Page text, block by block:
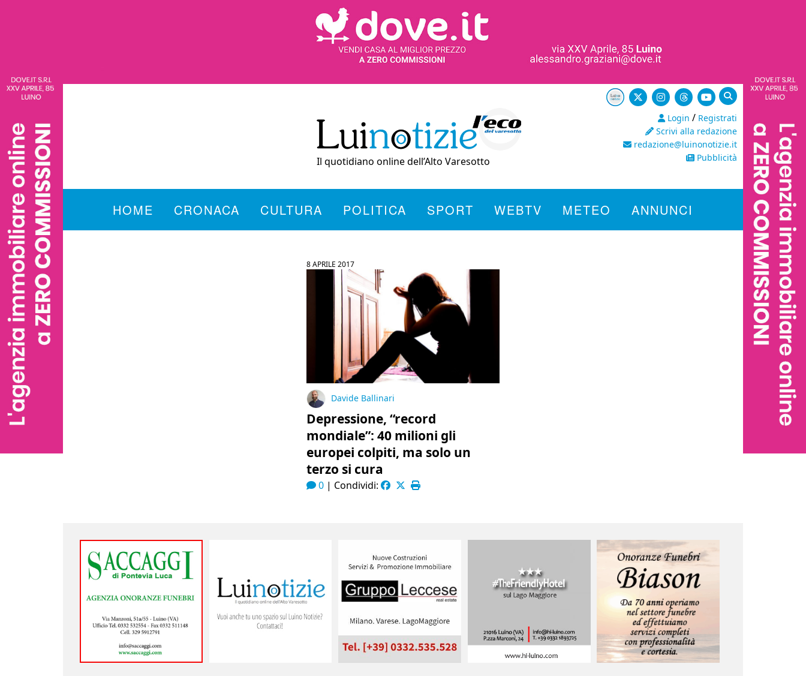
Il quotidiano online dell’Alto Varesotto
Login / Registrati
Scrivi alla redazione
redazione@luinonotizie.it
Pubblicità
HOME CRONACA CULTURA POLITICA SPORT WEBTV METEO ANNUNCI
8 APRILE 2017
Davide Ballinari
Depressione, “record
mondiale”: 40 milioni gli
europei colpiti, ma solo un
terzo si cura
0 | Condividi: